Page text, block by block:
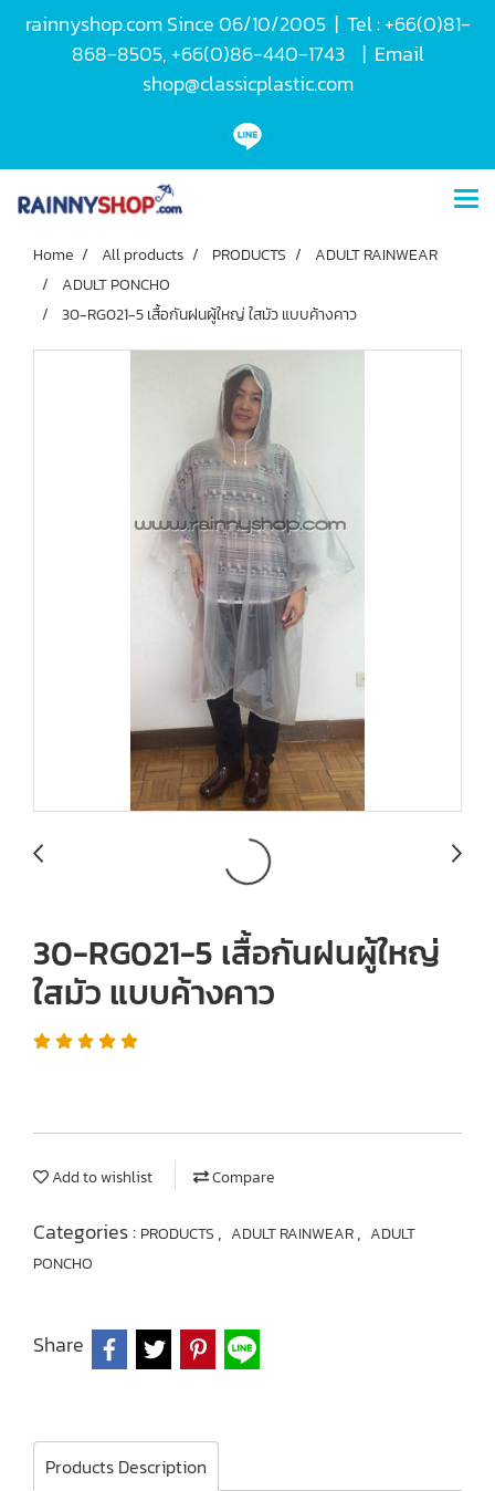
rainnyshop.com Since 06/10/2005 | Tel : +66(0)81-
868-8505, +66(0)86-440-1743 | Email
shop@classicplastic.com
Home All products PRODUCTS
ADULT RAINWEAR
ADULT PONCHO
30-RG021-5 เสื้อกันฝนผู้ใหญ่ ใสมัว แบบค้างคาว
30-RG021-5 เสื้อกันฝนผู้ใหญ่
ใสมัว แบบค้างคาว
Add to wishlist Compare
Categories : PRODUCTS , ADULT RAINWEAR, ADULT
PONCHO
Share
Products Description